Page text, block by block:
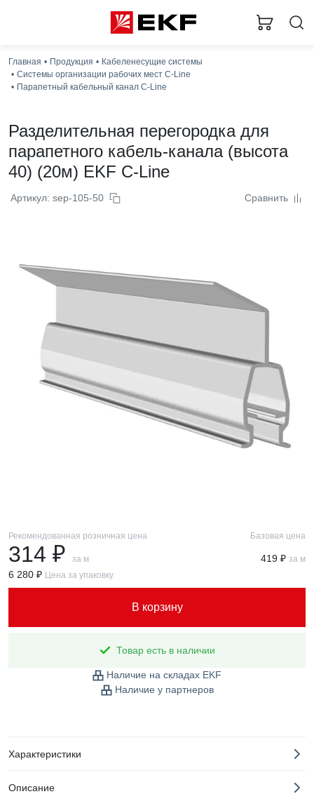
Главная Продукция
Кабеленесущие системы
Системы организации рабочих мест C-Line
Парапетный кабельный канал C-Line
Разделительная перегородка для
парапетного кабель-канала (высота
40) (20м) EKF C-Line
Артикул: sep-105-50 Сравнить
Рекомендованная розничная цена
314 ₽ за м
Базовая цена
419 ₽ за м
6 280 ₽ Цена за упаковку
В корзину
Товар есть в наличии
Наличие на складах EKF
Наличие у партнеров
Характеристики
Описание